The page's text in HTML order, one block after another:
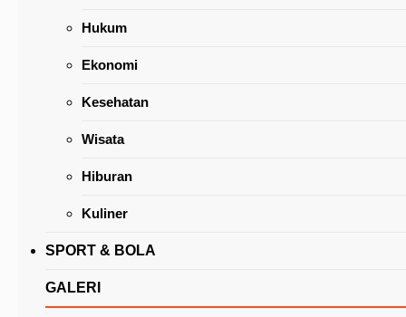
Hukum
Ekonomi
Kesehatan
Wisata
Hiburan
Kuliner
SPORT & BOLA
GALERI